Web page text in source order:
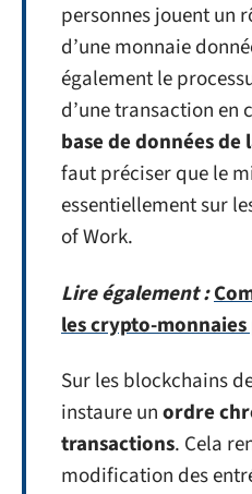
personnes jouent un
d’une monnaie
également le
d’une transaction en
base de données de
faut préciser que le
essentiellement sur
of Work.
Lire également :
les crypto-
Sur les blockchains
instaure unordre
transactions. Cela
modification des